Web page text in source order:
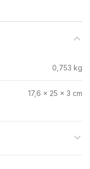
0,753 kg
17,6 × 25 × 3 cm